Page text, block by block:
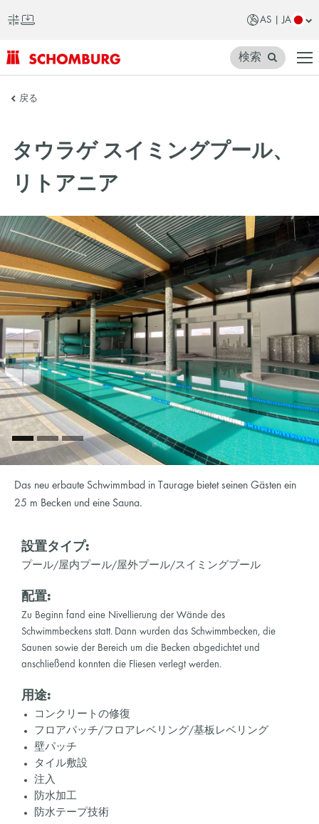
AS | JA
SCHOMBURG
ジ
検索
戻る
タウラゲ スイミングプール、
リトアニア
Das neu erbaute Schwimmbad in Taurage bietet seinen Gästen ein
25 m Becken und eine Sauna.
設置タイプ:
プール/屋内プール/屋外プール/スイミングプール
配置:
Zu Beginn fand eine Nivellierung der Wände des
Schwimmbeckens statt. Dann wurden das Schwimmbecken, die
Saunen sowie der Bereich um die Becken abgedichtet und
anschließend konnten die Fliesen verlegt werden.
用途:
コンクリートの修復
フロアパッチ/フロアレベリング/基板レベリング
壁パッチ
タイル敷設
注入
防水加工
防水テープ技術